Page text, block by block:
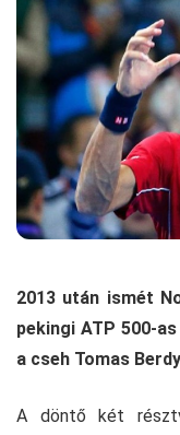
2013 után ismét
pekingi ATP 500-
a cseh Tomas
A döntő két